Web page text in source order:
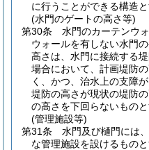
に行うことができる構造と
(水門のゲートの高さ等)
第30条
水門のカーテンウ
ウォールを有しない水門
高さは、水門に接続する
場合において、計画堤防
く、かつ、治水上の支障
堤防の高さが現状の堤防
の高さを下回らないものと
(管理施設等)
第31条
水門及び樋門には
な管理施設を設けるものと